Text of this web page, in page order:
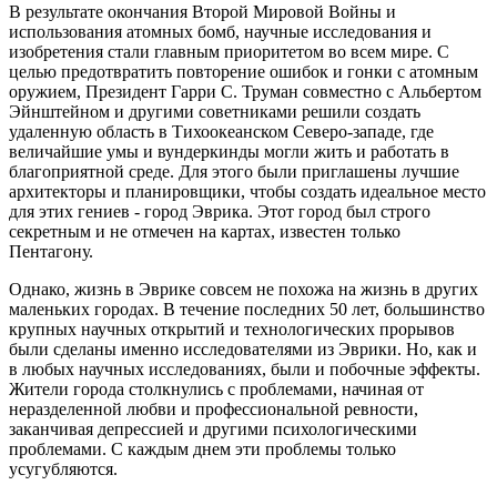
В результате окончания Второй Мировой Войны и
использования атомных бомб, научные исследования и
изобретения стали главным приоритетом во всем мире. С
целью предотвратить повторение ошибок и гонки с атомным
оружием, Президент Гарри С. Труман совместно с Альбертом
Эйнштейном и другими советниками решили создать
удаленную область в Тихоокеанском Северо-западе, где
величайшие умы и вундеркинды могли жить и работать в
благоприятной среде. Для этого были приглашены лучшие
архитекторы и планировщики, чтобы создать идеальное место
для этих гениев - город Эврика. Этот город был строго
секретным и не отмечен на картах, известен только
Пентагону.
Однако, жизнь в Эврике совсем не похожа на жизнь в других
маленьких городах. В течение последних 50 лет, большинство
крупных научных открытий и технологических прорывов
были сделаны именно исследователями из Эврики. Но, как и
в любых научных исследованиях, были и побочные эффекты.
Жители города столкнулись с проблемами, начиная от
неразделенной любви и профессиональной ревности,
заканчивая депрессией и другими психологическими
проблемами. С каждым днем эти проблемы только
усугубляются.